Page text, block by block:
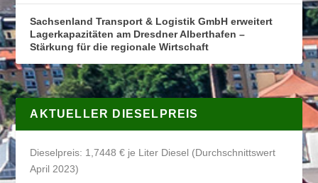
Sachsenland Transport & Logistik GmbH erweitert
Lagerkapazitäten am Dresdner Alberthafen –
Stärkung für die regionale Wirtschaft
AKTUELLER DIESELPREIS
Dieselpreis: 1,7448 € je Liter Diesel (Durchschnittswert
April 2023)